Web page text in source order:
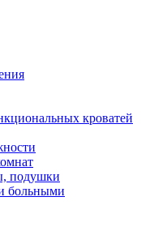
кроватей
подушки
больными